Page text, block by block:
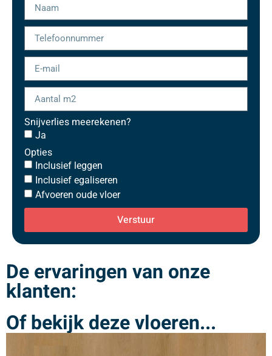
Snijverlies meerekenen?
Ja
Opties
Inclusief leggen
Inclusief egaliseren
Afvoeren oude vloer
Verstuur
De ervaringen van onze
klanten:
Of bekijk deze vloeren...